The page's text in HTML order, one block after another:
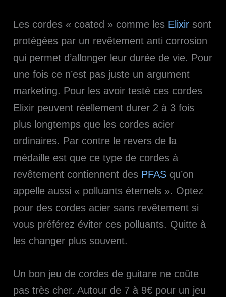
Les cordes « coated » comme les Elixir sont
protégées par un revêtement anti corrosion
qui permet d’allonger leur durée de vie. Pour
une fois ce n’est pas juste un argument
marketing. Pour les avoir testé ces cordes
Elixir peuvent réellement durer 2 à 3 fois
plus longtemps que les cordes acier
ordinaires. Par contre le revers de la
médaille est que ce type de cordes à
revêtement contiennent des PFAS qu’on
appelle aussi « polluants éternels ». Optez
pour des cordes acier sans revêtement si
vous préférez éviter ces polluants. Quitte à
les changer plus souvent.
Un bon jeu de cordes de guitare ne coûte
pas très cher. Autour de 7 à 9€ pour un jeu